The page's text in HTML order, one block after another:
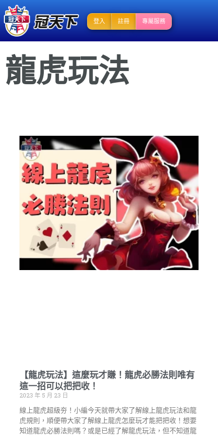
登入 註冊 專屬服務
龍虎玩法
【龍虎玩法】這麼玩才賺！龍虎必勝法則唯有
這一招可以把把收！
2023 年 5 月 23 日
線上龍虎超級夯！小編今天就帶大家了解線上龍虎玩法和龍
虎規則，順便帶大家了解線上龍虎怎麼玩才能把把收！想要
知道龍虎必勝法則嗎？或是已經了解龍虎玩法，但不知道龍